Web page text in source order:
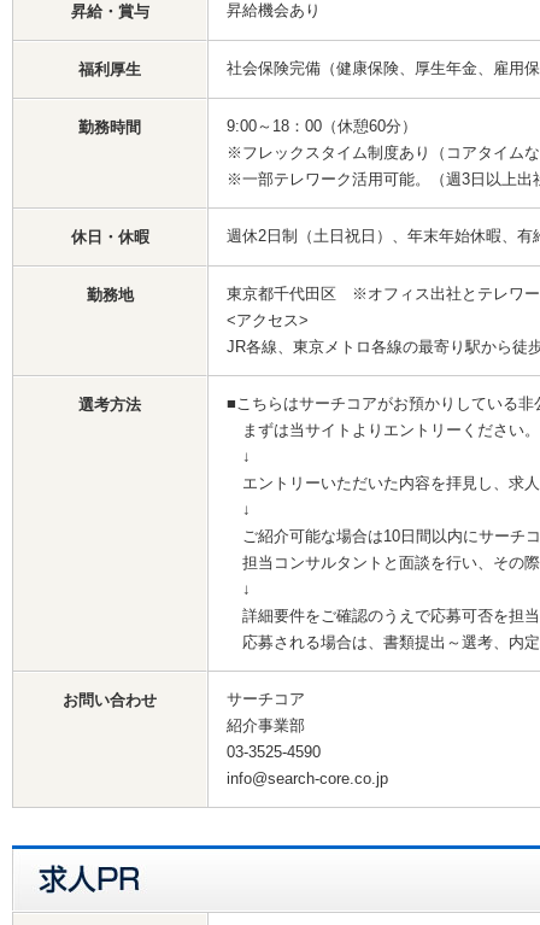
昇給・賞与 昇給機会あり
福利厚生 社会保険完備（健康保険、厚生年金、雇用
勤務時間
9:00～18：00（休憩60分）
※フレックスタイム制度あり（コアタイム
※一部テレワーク活用可能。（週3日以上出
休日・休暇 週休2日制（土日祝日）、年末年始休暇、
勤務地
東京都千代田区 ※オフィス出社とテレワ
<アクセス>
JR各線、東京メトロ各線の最寄り駅から徒
選考方法
■こちらはサーチコアがお預かりしている
まずは当サイトよりエントリーください。
↓
エントリーいただいた内容を拝見し、求
↓
ご紹介可能な場合は10日間以内にサーチ
担当コンサルタントと面談を行い、その
↓
詳細要件をご確認のうえで応募可否を担
応募される場合は、書類提出～選考、内
お問い合わせ
サーチコア
紹介事業部
03-3525-4590
info@search-core.co.jp